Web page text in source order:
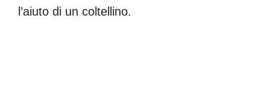
l’aiuto di un coltellino.